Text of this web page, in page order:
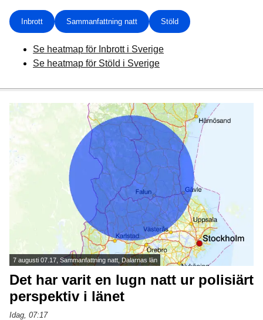
Inbrott Sammanfattning natt Stöld
Se heatmap för Inbrott i Sverige
Se heatmap för Stöld i Sverige
7 augusti 07.17, Sammanfattning natt, Dalarnas län
Det har varit en lugn natt ur polisiärt
perspektiv i länet
Idag, 07:17